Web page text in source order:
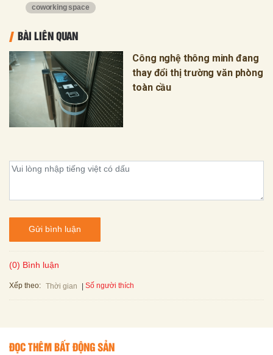
coworking space
BÀI LIÊN QUAN
Công nghệ thông minh đang
thay đổi thị trường văn phòng
toàn cầu
Gửi bình luận
(0) Bình luận
Xếp theo: Thời gian Số người thích
ĐỌC THÊM BẤT ĐỘNG SẢN